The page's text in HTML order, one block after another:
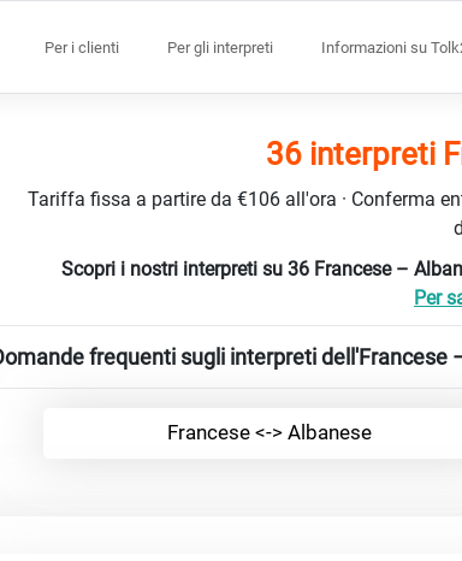
Per i clienti Per gli interpreti Informazioni su
36 interpreti
Tariffa fissa a partire da €106 all'ora · Conferma
Scopri i nostri interpreti su 36 Francese –
Per
frequenti sugli interpreti dell'Francese
Francese <-> Albanese